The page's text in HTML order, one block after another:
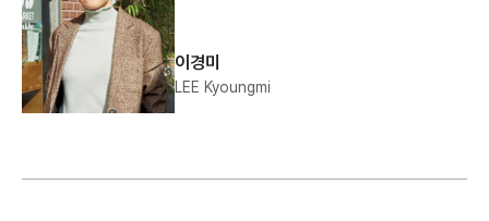
이경미
LEE Kyoungmi